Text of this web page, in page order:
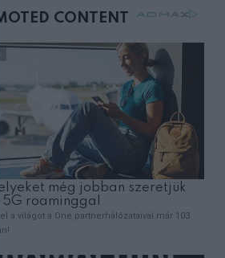
mellettem ült az első